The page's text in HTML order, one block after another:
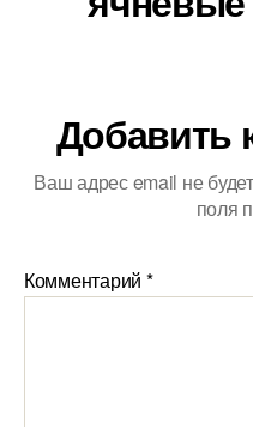
Добавить
Ваш адрес email не
поля
Комментарий *